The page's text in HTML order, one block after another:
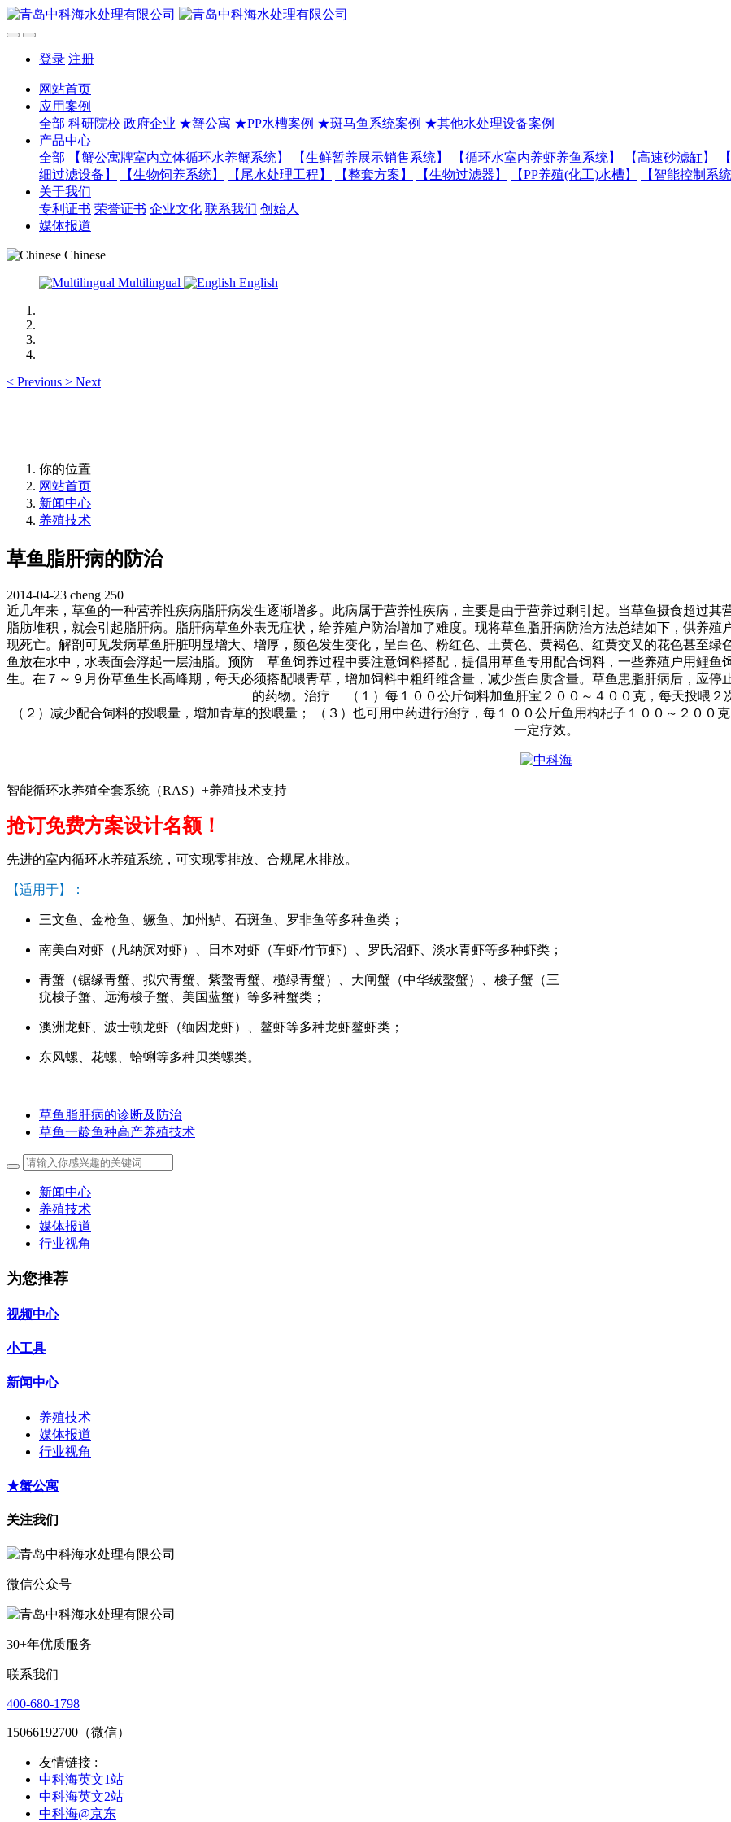
登录 注册
网站首页
应用案例
全部 科研院校 政府企业 ★蟹公寓 ★PP水槽案例 ★斑马鱼系统案例 ★其他水处理设备案例
产品中心
全部
【蟹公寓牌室内立体循环水养蟹系统】 【生鲜暂养展示销售系统】 【循环水室内养虾养鱼系统】 【高速砂滤缸】
细过滤设备】
【生物饲养系统】 【尾水处理工程】 【整套方案】 【生物过滤器】 【PP养殖(化工)水槽】 【智能控制系统
关于我们
专利证书 荣誉证书 企业文化 联系我们 创始人
媒体报道
Chinese
Multilingual
English
< Previous > Next
你的位置
网站首页
新闻中心
养殖技术
草鱼脂肝病的防治
2014-04-23 cheng 250
近几年来，草鱼的一种营养性疾病脂肝病发生逐渐增多。此病属于营养性疾病，主要是由于营养过剩引起。当草鱼摄食超过其
脂肪堆积，就会引起脂肝病。脂肝病草鱼外表无症状，给养殖户防治增加了难度。现将草鱼脂肝病防治方法总结如下，供养
现死亡。解剖可见发病草鱼肝脏明显增大、增厚，颜色发生变化，呈白色、粉红色、土黄色、黄褐色、红黄交叉的花色甚至
鱼放在水中，水表面会浮起一层油脂。预防 草鱼饲养过程中要注意饲料搭配，提倡用草鱼专用配合饲料，一些养殖户用鲤鱼
生。在７～９月份草鱼生长高峰期，每天必须搭配喂青草，增加饲料中粗纤维含量，减少蛋白质含量。草鱼患脂肝病后，应
的药物。治疗 （１）每１００公斤饲料加鱼肝宝２００～４００克，每天投喂２
（２）减少配合饲料的投喂量，增加青草的投喂量； （３）也可用中药进行治疗，每１００公斤鱼用枸杞子１００～２００
一定疗效。
智能循环水养殖全套系统（RAS）+养殖技术支持
抢订免费方案设计名额！
先进的室内循环水养殖系统，可实现零排放、合规尾水排放。
【适用于】：
三文鱼、金枪鱼、鳜鱼、加州鲈、石斑鱼、罗非鱼等多种鱼类；
南美白对虾（凡纳滨对虾）、日本对虾（车虾/竹节虾）、罗氏沼虾、淡水青虾等多种虾类；
青蟹（锯缘青蟹、拟穴青蟹、紫螯青蟹、榄绿青蟹）、大闸蟹（中华绒螯蟹）、梭子蟹（三
疣梭子蟹、远海梭子蟹、美国蓝蟹）等多种蟹类；
澳洲龙虾、波士顿龙虾（缅因龙虾）、鳌虾等多种龙虾鳌虾类；
东风螺、花螺、蛤蜊等多种贝类螺类。
草鱼脂肝病的诊断及防治
草鱼一龄鱼种高产养殖技术
新闻中心
养殖技术
媒体报道
行业视角
为您推荐
视频中心
小工具
新闻中心
养殖技术
媒体报道
行业视角
★蟹公寓
关注我们
微信公众号
30+年优质服务
联系我们
400-680-1798
15066192700（微信）
友情链接 :
中科海英文1站
中科海英文2站
中科海@京东